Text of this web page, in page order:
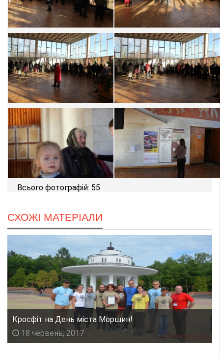
Всього фотографій: 55
СХОЖІ МАТЕРІАЛИ
Кросфіт на День міста Моршин!
18 червень, 2017